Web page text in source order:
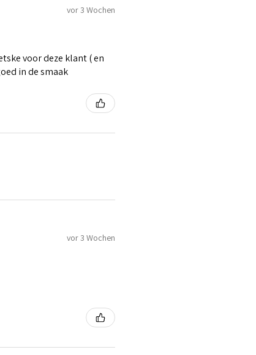
vor 3 Wochen
voor deze klant ( en
in de smaak
vor 3 Wochen